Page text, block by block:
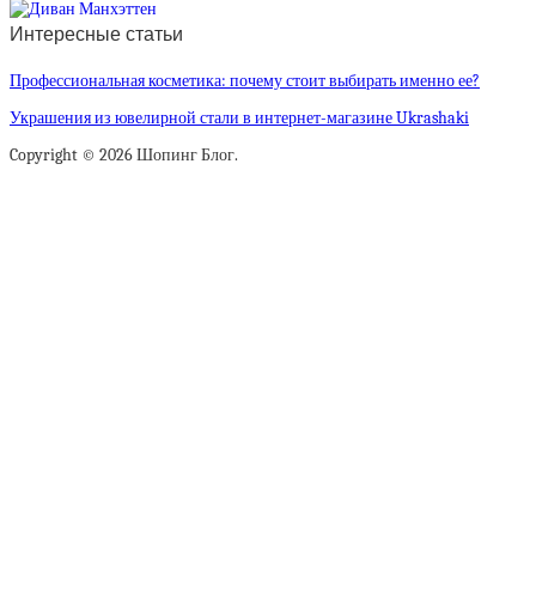
Интересные статьи
Профессиональная косметика: почему стоит выбирать именно ее?
Украшения из ювелирной стали в интернет-магазине Ukrashaki
Copyright © 2026 Шопинг Блог.